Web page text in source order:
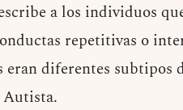
a los individuos
repetitivas o
diferentes subtipos
Autista.